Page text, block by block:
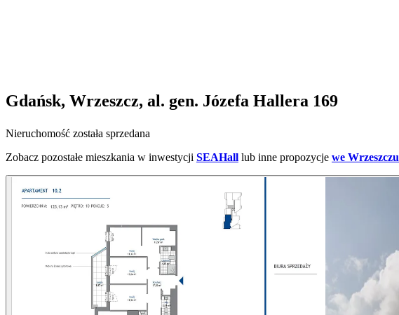
Gdańsk, Wrzeszcz, al. gen. Józefa Hallera 169
Nieruchomość została sprzedana
Zobacz pozostałe mieszkania w inwestycji SEAHall lub inne propozycje we Wrzeszczu